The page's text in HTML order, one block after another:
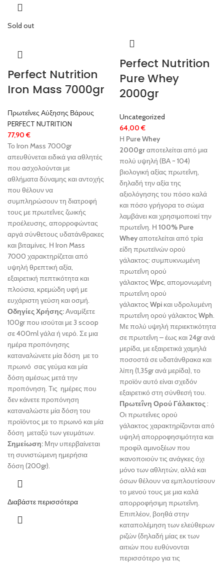
Sold out
Perfect Nutrition
Iron Mass 7000gr
Πρωτεΐνες Αύξησης Βάρους
PERFECT NUTRITION
77,90€
Το Iron Mass 7000gr
απευθύνεται ειδικά για αθλητές
που ασχολούνται με
αθλήματα δύναμης και αντοχής
που θέλουν να
συμπληρώσουν τη διατροφή
τους με πρωτεΐνες ζωικής
προέλευσης, απορροφώντας
αργά σύνθετους υδατάνθρακες
και βιταμίνες. Η Iron Mass
7000 χαρακτηρίζεται από
υψηλή θρεπτική αξία,
εξαιρετική πεπτικότητα και
πλούσια, κρεμώδη υφή με
ευχάριστη γεύση και οσμή.
Οδηγίες Χρήσης:Αναμίξετε
100gr που ισούται με 3 scoop
σε 400ml γάλα ή νερό. Σε μια
ημέρα προπόνησης
καταναλώνετε μία δόση με το
πρωινό σας γεύμα και μία
δόση αμέσως μετά την
προπόνηση. Τις ημέρες που
δεν κάνετε προπόνηση
καταναλώστε μία δόση του
προϊόντος με το πρωινό και μία
δόση μεταξύ των γευμάτων.
Σημείωση: Μην υπερβαίνεται
τη συνιστώμενη ημερήσια
δόση (200gr).
Διαβάστε περισσότερα
Perfect Nutrition
Pure Whey
2000gr
Uncategorized
64,00€
Η Pure Whey
2000grαποτελείται από μια
πολύ υψηλή (ΒΑ ~ 104)
βιολογική αξίας πρωτεΐνη,
δηλαδή την αξία της
αξιολόγησης του πόσο καλά
και πόσο γρήγορα το σώμα
λαμβάνει και χρησιμοποιεί την
πρωτεΐνη. Η 100% Pure
Wheyαποτελείται από τρία
είδη πρωτεϊνών ορού
γάλακτος: συμπυκνωμένη
πρωτεΐνη ορού
γάλακτος Wpc, απομονωμένη
πρωτεΐνη ορού
γάλακτος Wpi και υδρολυμένη
πρωτεΐνη ορού γάλακτος Wph.
Με πολύ υψηλή περιεκτικότητα
σε πρωτεΐνη – έως και 24gr ανά
μερίδα, με εξαιρετικά χαμηλά
ποσοστά σε υδατάνθρακα και
λίπη (1,35gr ανά μερίδα), το
προϊόν αυτό είναι σχεδόν
εξαιρετικό στη σύνθεσή του.
Πρωτεΐνη Ορού Γάλακτος:
Οι πρωτεΐνες ορού
γάλακτος χαρακτηρίζονται από
υψηλή απορροφησιμότητα και
προφίλ αμινοξέων που
ικανοποιούν τις ανάγκες όχι
μόνο των αθλητών, αλλά και
όσων θέλουν να εμπλουτίσουν
το μενού τους με μια καλά
απορροφήσιμη πρωτεΐνη.
Επιπλέον, βοηθά στην
καταπολέμηση των ελεύθερων
ριζών (δηλαδή μίας εκ των
αιτιών που ευθύνονται
περισσότερο για τις